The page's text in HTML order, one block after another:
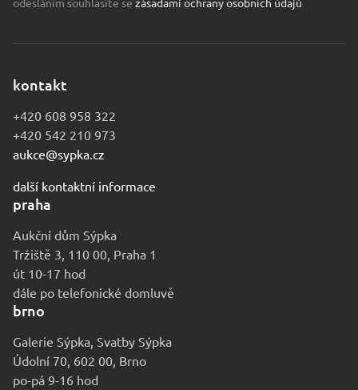
kontakt
+420 608 958 322
+420 542 210 973
aukce@sypka.cz
další kontaktní informace
praha
Aukční dům Sýpka
Tržiště 3, 110 00, Praha 1
út 10-17 hod
dále po telefonické domluvě
brno
Galerie Sýpka, Svatby Sýpka
Údolní 70, 602 00, Brno
po-pá 9-16 hod